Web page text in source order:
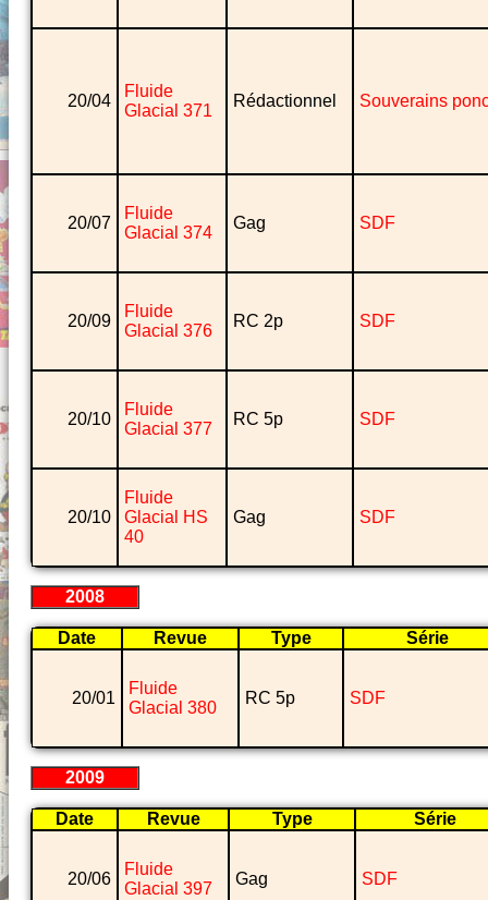
20/04
Fluide
Glacial 371
Rédactionnel Souverains
20/07
Fluide
Glacial 374
Gag SDF
20/09
Fluide
Glacial 376
RC 2p SDF
20/10
Fluide
Glacial 377
RC 5p SDF
20/10
Fluide
Glacial HS
40
Gag SDF
2008
Date Revue Type Série
20/01
Fluide
Glacial 380
RC 5p SDF
2009
Date Revue Type Série
20/06
Fluide
Glacial 397
Gag SDF